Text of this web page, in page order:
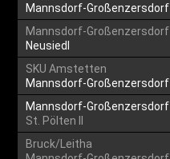
Mannsdorf-Großenzersdorf
Mannsdorf-Großenzersdorf
Neusiedl
SKU Amstetten
Mannsdorf-Großenzersdorf
Mannsdorf-Großenzersdorf
St. Pölten II
Bruck/Leitha